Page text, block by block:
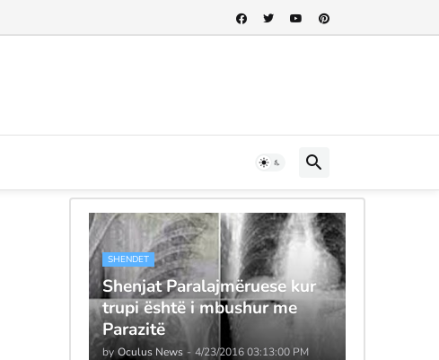
SHENDET
Shenjat Paralajmëruese kur
trupi është i mbushur me
Parazitë
by Oculus News - 4/23/2016 03:13:00 PM